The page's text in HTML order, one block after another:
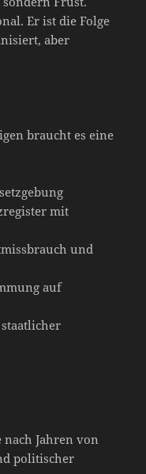
Er ist die Folge
aber
braucht es eine
mit
und
auf
Jahren von
politischer